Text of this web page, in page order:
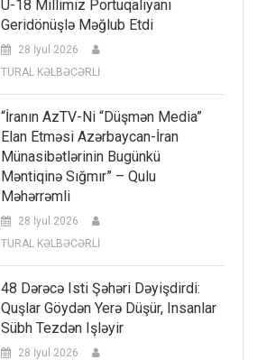
U-18 Millimiz Portuqaliyanı
Geridönüşlə Məğlub Etdi
28 İyul 2026
TURAL KƏLBƏCƏRLİ
“İranın AzTV-Ni “düşmən Media”
Elan Etməsi Azərbaycan-İran
Münasibətlərinin Bugünkü
Məntiqinə Sığmır” – Qulu
Məhərrəmli
28 İyul 2026
TURAL KƏLBƏCƏRLİ
48 Dərəcə Isti Şəhəri Dəyişdirdi:
Quşlar Göydən Yerə Düşür, Insanlar
Sübh Tezdən Işləyir
28 İyul 2026